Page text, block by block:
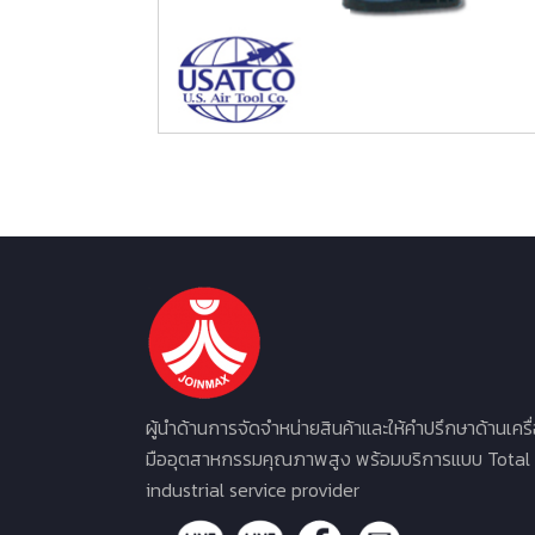
ผู้นำด้านการจัดจำหน่ายสินค้าและให้คำปรึกษาด้านเค
มืออุตสาหกรรมคุณภาพสูง พร้อมบริการแบบ Total
industrial service provider